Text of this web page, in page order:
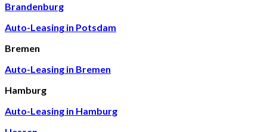
Brandenburg
Auto-Leasing in Potsdam
Bremen
Auto-Leasing in Bremen
Hamburg
Auto-Leasing in Hamburg